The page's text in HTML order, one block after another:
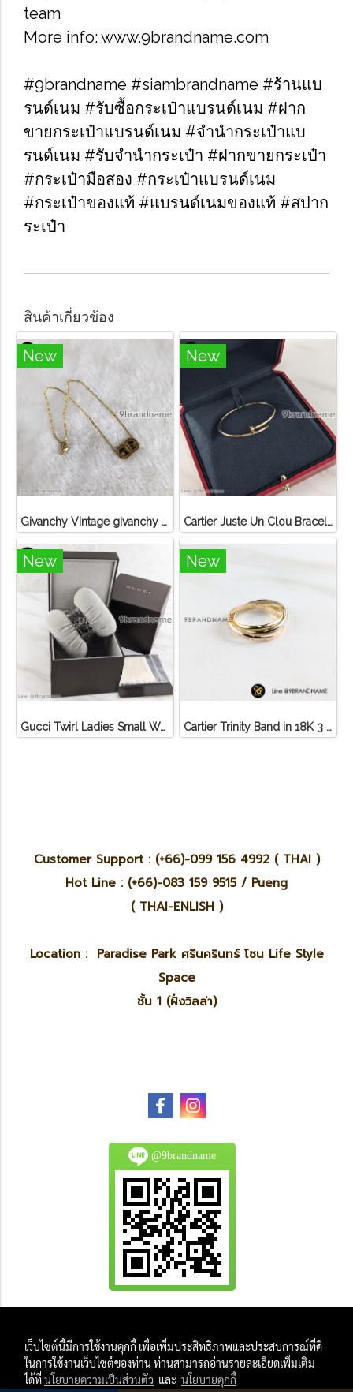
team
More info: www.9brandname.com
#9brandname #siambrandname #ร้านแบ
รนด์เนม #รับซื้อกระเป๋าแบรนด์เนม​ #ฝาก
ขายกระเป๋าแบรนด์เนม​ #จำนำกระเป๋าแบ
รนด์เนม​ #รับจำนำกระเป๋า #ฝากขายกระเป๋า
#กระเป๋ามือสอง​ #กระเป๋าแบรนด์เนม​
#กระเป๋าของแท้​ #แบรนด์เนมของแท้ #สปาก
ระเป๋า
สินค้าเกี่ยวข้อง
New
Givanchy Vintage givanchy 1977 double g gold plated necklace
New
Cartier Juste Un Clou Bracelet Small 2024
New
Gucci Twirl Ladies Small Watch112
New
Cartier Trinity Band in 18K 3 Tone Gold
Customer Support : (+66)-099 156 4992 ( THAI )
Hot Line : (+66)-083 159 9515 / Pueng
( THAI-ENLISH )
Location : Paradise Park ศรีนครินทร์ โซน Life Style
Space
ชั้น 1 (ฝั่งวิลล่า)
@9brandname
And
All Photo in this website were taken by
เว็บไซต์นี้มีการใช้งานคุกกี้ เพื่อเพิ่มประสิทธิภาพและประสบการณ์ที่ดี
ในการใช้งานเว็บไซต์ของท่าน ท่านสามารถอ่านรายละเอียดเพิ่มเติม
ได้ที่นโยบายความเป็นส่วนตัว และ นโยบายคุกกี้